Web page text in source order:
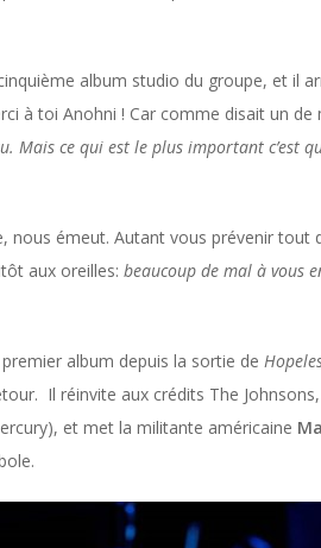
album studio du groupe, et il
à toi Anohni ! Car comme disait un
Mais ce qui est le plus important c’est
nous émeut. Autant vous prévenir tout
aux oreilles: beaucoup de mal à vous
premier album depuis la sortie de
Il réinvite aux crédits The
et met la militante américaine